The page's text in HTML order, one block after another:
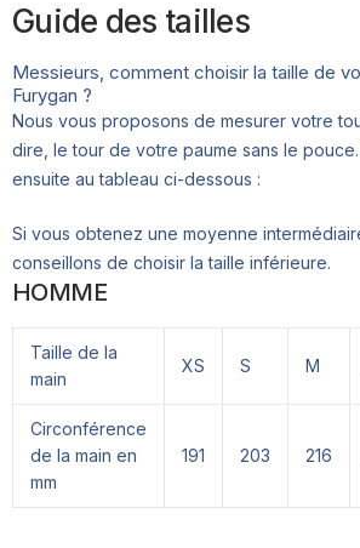
Guide des tailles
Messieurs, comment choisir la taille de
Furygan ?
Nous vous proposons de mesurer votre
dire, le tour de votre paume sans le
ensuite au tableau ci-dessous :
Si vous obtenez une moyenne
conseillons de choisir la taille inférieure.
HOMME
Taille de la
main
XS S M
Circonférence
de la main en
mm
191 203 216